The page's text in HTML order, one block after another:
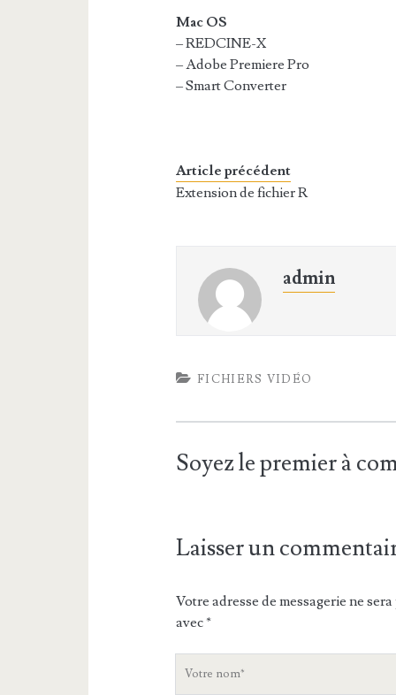
Mac OS
– REDCINE-X
– Adobe Premiere Pro
– Smart Converter
Article précédent
Extension de fichier R
admin
FICHIERS VIDÉO
Soyez le premier à
Laisser un
Votre adresse de messagerie ne
avec*
V